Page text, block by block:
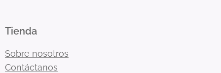
Tienda
Sobre nosotros
Contáctanos